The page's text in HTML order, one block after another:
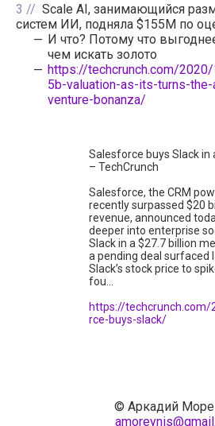
3
Scale AI, занимающийся
систем ИИ, подняла $155M по
И что? Потому что
чем искать золото
https://techcrunch.com/
5b-valuation-as-its-turns-
venture-bonanza/
Salesforce buys Slack in
– TechCrunch
Salesforce, the CRM
recently surpassed $20
revenue, announced
deeper into enterprise
Slack in a $27.7 billion
a pending deal surfaced
Slack’s stock price to
fou…
https://
rce-buys-slack/
© Аркадий